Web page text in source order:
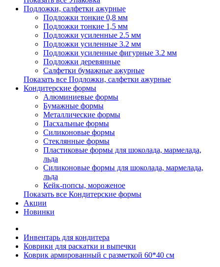
Подложки, салфетки ажурные
Подложки тонкие 0,8 мм
Подложки тонкие 1,5 мм
Подложки усиленные 2.5 мм
Подложки усиленные 3.2 мм
Подложки усиленные фигурные 3.2 мм
Подложки деревянные
Салфетки бумажные ажурные
Показать все Подложки, салфетки ажурные
Кондитерские формы
Алюминиевые формы
Бумажные формы
Металлические формы
Пасхальные формы
Силиконовые формы
Стеклянные формы
Пластиковые формы для шоколада, мармелада,
льда
Силиконовые формы для шоколада, мармелада,
льда
Кейк-попсы, мороженое
Показать все Кондитерские формы
Акции
Новинки
Инвентарь для кондитера
Коврики для раскатки и выпечки
Коврик армированный с разметкой 60*40 см